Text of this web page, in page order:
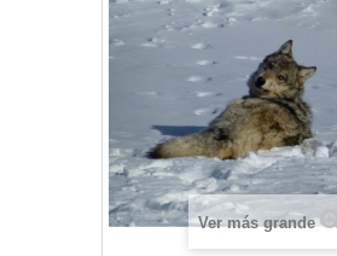
Ver más grande